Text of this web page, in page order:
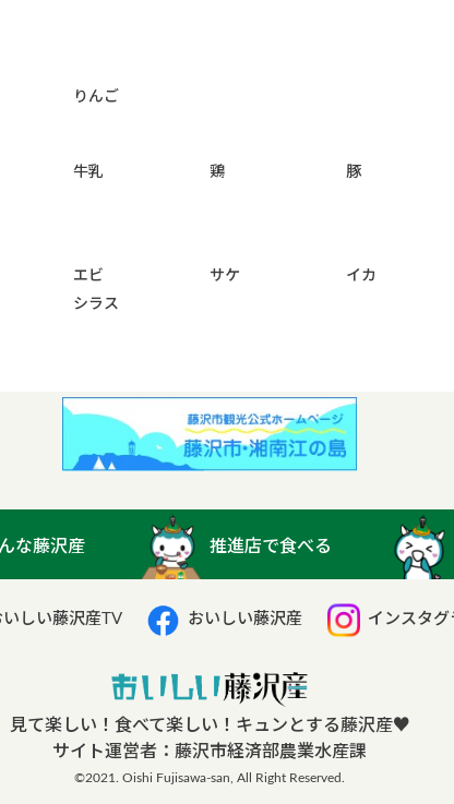
りんご
牛乳 鶏
豚
エビ サケ
イカ
シラス
な藤沢産 推進店で食べる
いしい藤沢産TV おいしい藤沢産 インスタグ
見て楽しい！食べて楽しい！キュンとする藤沢産♥︎
サイト運営者： 藤沢市経済部農業水産課
©︎2021. Oishi Fujisawa-san, All Right Reserved.